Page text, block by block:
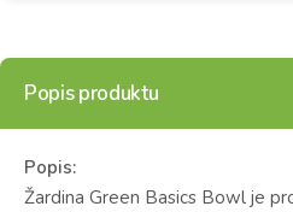
Popis produktu
Popis:
Žardina Green Basics Bowl je